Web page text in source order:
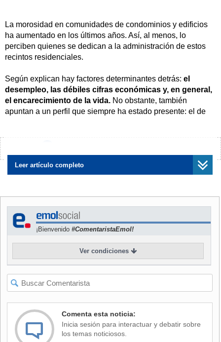
La morosidad en comunidades de condominios y edificios
ha aumentado en los últimos años. Así, al menos, lo
perciben quienes se dedican a la administración de estos
recintos residenciales.
Según explican hay factores determinantes detrás: el
desempleo, las débiles cifras económicas y, en general,
el encarecimiento de la vida. No obstante, también
apuntan a un perfil que siempre ha estado presente: el de
NOTICIASRELACIONADAS
Morosidad en gastos
comunidad y sanciones que
Gastos comunes en el Gran
41% de aumento: Revisa las
comunas más afectadas
ALTOS PORCENTAJES
La plataforma de gestión utilizada por más de seis mil
Leer artículo completo
¡Bienvenido #ComentaristaEmol!
Ver condiciones
Comenta esta noticia:
Inicia sesión para interactuar y debatir sobre
los temas noticiosos.